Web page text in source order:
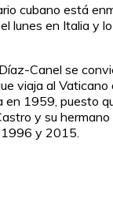
cubano está
lunes en Italia y
Canel se
viaja al
en 1959, puesto
y su hermano
y 2015.